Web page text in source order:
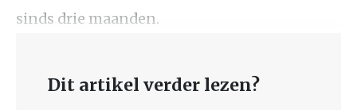
sinds drie maanden.
Dit artikel verder lezen?